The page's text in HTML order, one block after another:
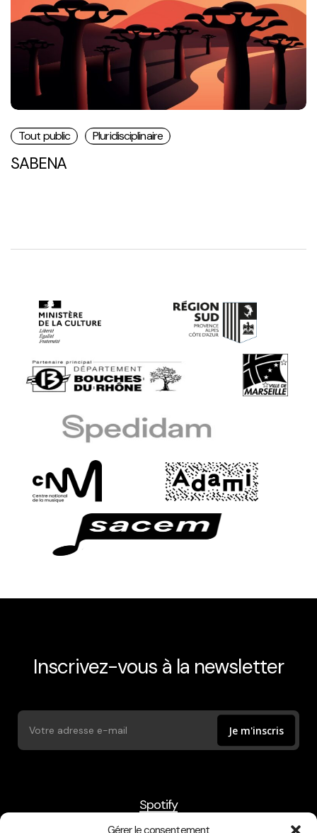
Gérer le consentement
Tout public Pluridisciplinaire
SABENA
Inscrivez-vous à la newsletter
Spotify
Bandcamp